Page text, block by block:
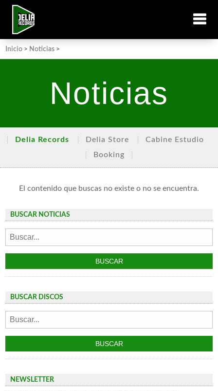
Inicio > Noticias >
Noticias
Delia Records Delia Store
Cabine Estudio
Booking
El contenido que buscas no existe o no se encuentra.
BUSCAR NOTICIAS
BUSCAR DISCOS
NEWSLETTER